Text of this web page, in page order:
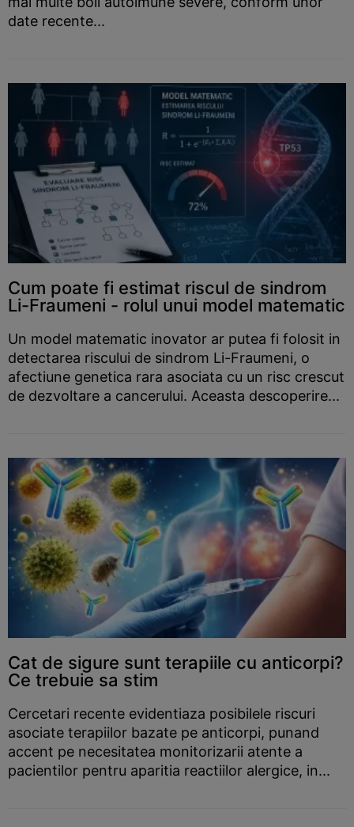
date recente...
Cum poate fi estimat riscul de sindrom
Li-Fraumeni - rolul unui model matematic
Un model matematic inovator ar putea fi folosit in
detectarea riscului de sindrom Li-Fraumeni, o
afectiune genetica rara asociata cu un risc crescut
de dezvoltare a cancerului. Aceasta descoperire...
Cat de sigure sunt terapiile cu anticorpi?
Ce trebuie sa stim
Cercetari recente evidentiaza posibilele riscuri
asociate terapiilor bazate pe anticorpi, punand
accent pe necesitatea monitorizarii atente a
pacientilor pentru aparitia reactiilor alergice, in...